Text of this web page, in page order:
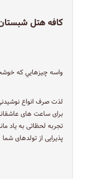
كافه هتل
واسه چيزهايي كه
لذت صرف انواع
برای ساعت های
تجربه لحظاتی به یاد
پذیرایی از تولدهای شما